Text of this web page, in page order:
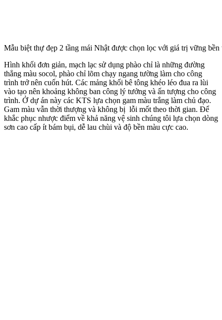
Mẫu biệt thự đẹp 2 tầng mái Nhật được chọn lọc với giá trị vững bền
Hình khối đơn giản, mạch lạc sử dụng phào chỉ là những đường
thẳng màu socol, phào chỉ lõm chạy ngang tường làm cho công
trình trở nên cuốn hút. Các mảng khối bê tông khéo léo đua ra lùi
vào tạo nên khoảng không ban công lý tưởng và ấn tượng cho công
trình. Ở dự án này các KTS lựa chọn gam màu trắng làm chủ đạo.
Gam màu vẫn thời thượng và không bị lỗi mốt theo thời gian. Để
khắc phục nhược điểm về khả năng vệ sinh chúng tôi lựa chọn dòng
sơn cao cấp ít bám bụi, dễ lau chùi và độ bền màu cực cao.